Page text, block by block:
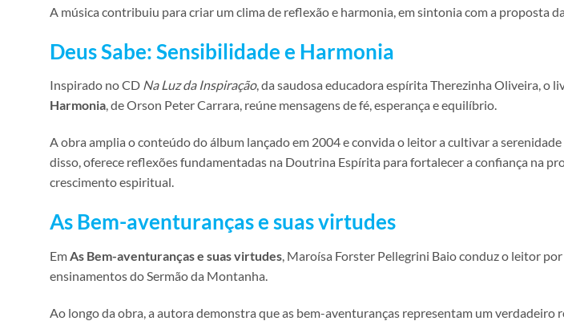
A música contribuiu para criar um clima de reflexão e harmonia, em sintonia com a proposta
Deus Sabe: Sensibilidade e Harmonia
Inspirado no CD Na Luz da Inspiração, da saudosa educadora espírita Therezinha Oliveira, o
Harmonia, de Orson Peter Carrara, reúne mensagens de fé, esperança e equilíbrio.
A obra amplia o conteúdo do álbum lançado em 2004 e convida o leitor a cultivar a
disso, oferece reflexões fundamentadas na Doutrina Espírita para fortalecer a confiança na
crescimento espiritual.
As Bem-aventuranças e suas virtudes
Em As Bem-aventuranças e suas virtudes , Maroísa Forster Pellegrini Baio conduz o leitor
ensinamentos do Sermão da Montanha.
Ao longo da obra, a autora demonstra que as bem-aventuranças representam um verdadeiro